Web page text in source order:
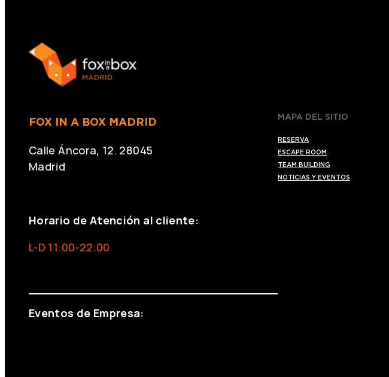
FOX IN A BOX MADRID
Calle Áncora, 12. 28045
Madrid
Horario de Atención al cliente:
L-D 11:00-22:00
Eventos de Empresa:
MAPA DEL SITIO
RESERVA
ESCAPE ROOM
TEAM BUILDING
NOTICIAS Y EVENTOS